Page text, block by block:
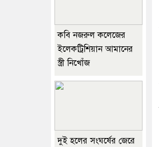
কবি নজরুল কলেজের
ইলেকট্রিশিয়ান আমানের
স্ত্রী নিখোঁজ
দুই হলের সংঘর্ষের জেরে